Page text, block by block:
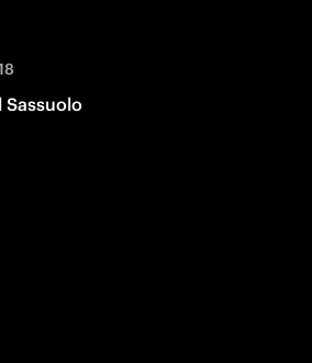
Sassuolo